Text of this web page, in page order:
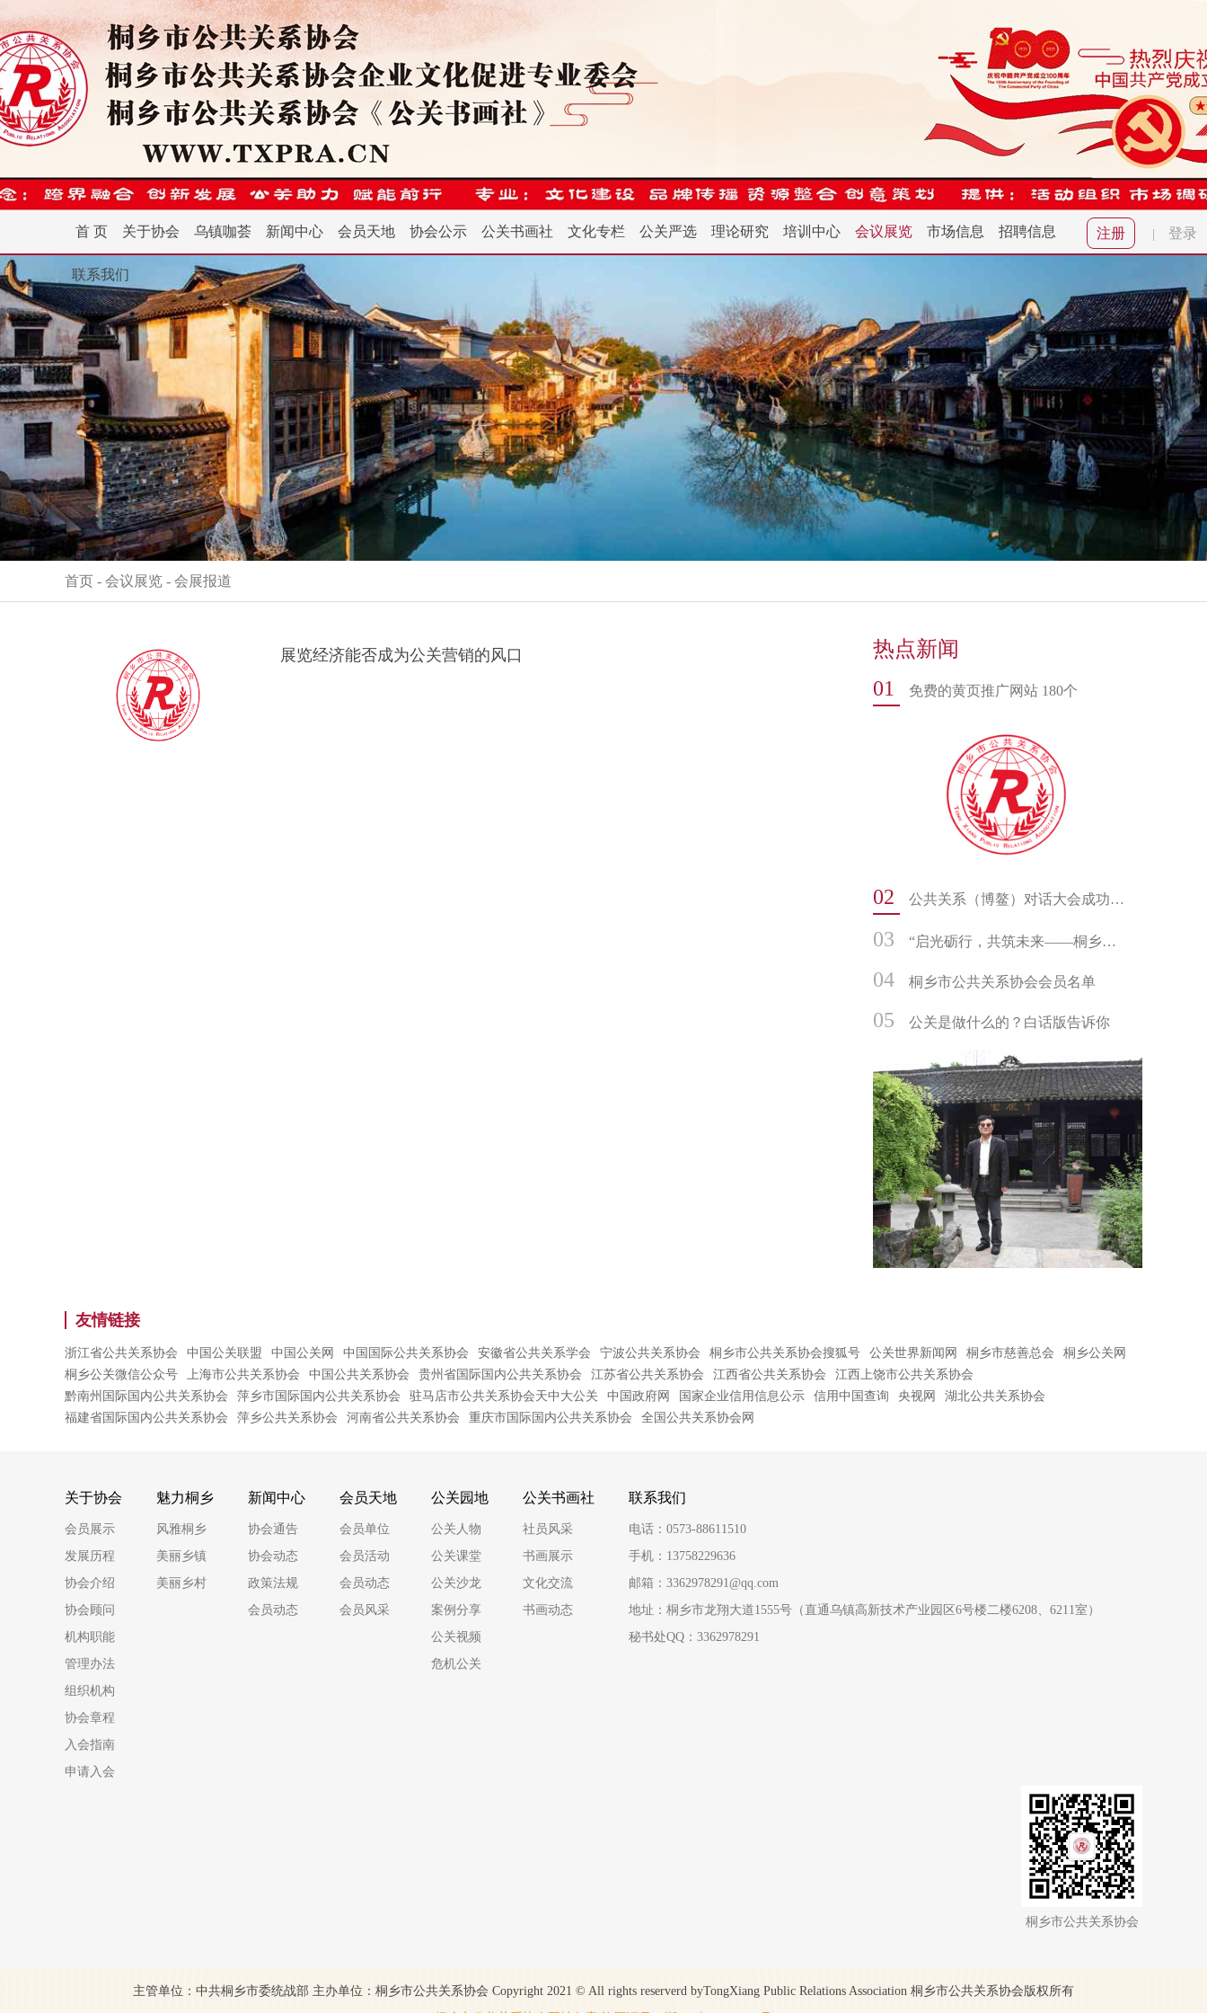
注册 登录
首 页 关于协会 乌镇咖荟 新闻中心 会员天地 协会公示 公关书画社 文化专栏 公关严选 理论研究 培训中心 会议展览 市场信息 招聘信息
联系我们
首页 - 会议展览 - 会展报道
展览经济能否成为公关营销的风口
热点新闻
01
免费的黄页推广网站 180个
02 公共关系（博鳌）对话大会成功举办
03 “启光砺行，共筑未来——桐乡市公共关系协会书画社迎新年走进振东中学文化交流活动”
04 桐乡市公共关系协会会员名单
05 公关是做什么的？白话版告诉你
友情链接
浙江省公共关系协会 中国公关联盟 中国公关网 中国国际公共关系协会 安徽省公共关系学会 宁波公共关系协会 桐乡市公共关系协会搜狐号 公关世界新闻网 桐乡市慈善总会
桐乡公关网
桐乡公关微信公众号
上海市公共关系协会 中国公共关系协会 贵州省国际国内公共关系协会 江苏省公共关系协会 江西省公共关系协会
江西上饶市公共关系协会
黔南州国际国内公共关系协会
萍乡市国际国内公共关系协会 驻马店市公共关系协会天中大公关 中国政府网 国家企业信用信息公示 信用中国查询 央视网
湖北公共关系协会
福建省国际国内公共关系协会
萍乡公共关系协会 河南省公共关系协会 重庆市国际国内公共关系协会 全国公共关系协会网
关于协会
会员展示
发展历程
协会介绍
协会顾问
机构职能
管理办法
组织机构
协会章程
入会指南
申请入会
魅力桐乡
风雅桐乡
美丽乡镇
美丽乡村
新闻中心
协会通告
协会动态
政策法规
会员动态
会员天地
会员单位
会员活动
会员动态
会员风采
公关园地
公关人物
公关课堂
公关沙龙
案例分享
公关视频
危机公关
公关书画社
社员风采
书画展示
文化交流
书画动态
联系我们
电话：0573-88611510
手机：13758229636
邮箱：3362978291@qq.com
地址：桐乡市龙翔大道1555号（直通乌镇高新技术产业园区6号楼二楼6208、6211室）
秘书处QQ：3362978291
桐乡市公共关系协会
主管单位：中共桐乡市委统战部 主办单位：桐乡市公共关系协会 Copyright 2021 © All rights reserverd byTongXiang Public Relations Association 桐乡市公共关系协会版权所有